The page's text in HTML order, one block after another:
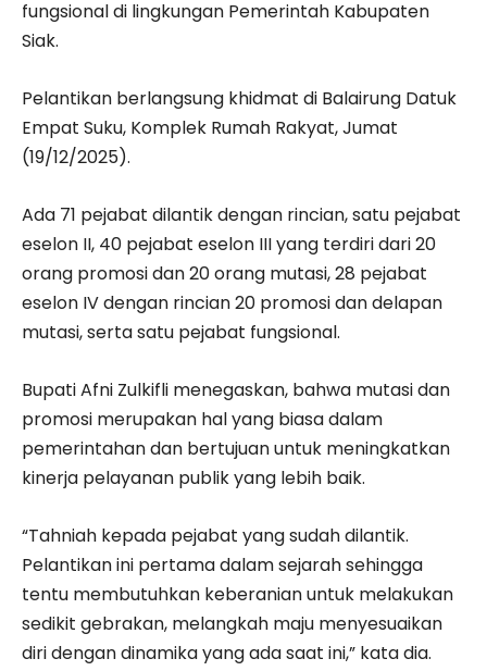
fungsional di lingkungan Pemerintah Kabupaten
Siak.
Pelantikan berlangsung khidmat di Balairung Datuk
Empat Suku, Komplek Rumah Rakyat, Jumat
(19/12/2025).
Ada 71 pejabat dilantik dengan rincian, satu pejabat
eselon II, 40 pejabat eselon III yang terdiri dari 20
orang promosi dan 20 orang mutasi, 28 pejabat
eselon IV dengan rincian 20 promosi dan delapan
mutasi, serta satu pejabat fungsional.
Bupati Afni Zulkifli menegaskan, bahwa mutasi dan
promosi merupakan hal yang biasa dalam
pemerintahan dan bertujuan untuk meningkatkan
kinerja pelayanan publik yang lebih baik.
“Tahniah kepada pejabat yang sudah dilantik.
Pelantikan ini pertama dalam sejarah sehingga
tentu membutuhkan keberanian untuk melakukan
sedikit gebrakan, melangkah maju menyesuaikan
diri dengan dinamika yang ada saat ini,” kata dia.